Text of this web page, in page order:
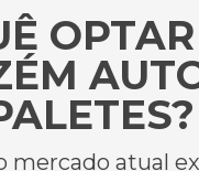
mercado atual